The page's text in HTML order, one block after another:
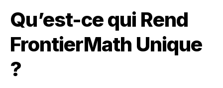
Qu’est-ce qui Rend
FrontierMath Unique
?